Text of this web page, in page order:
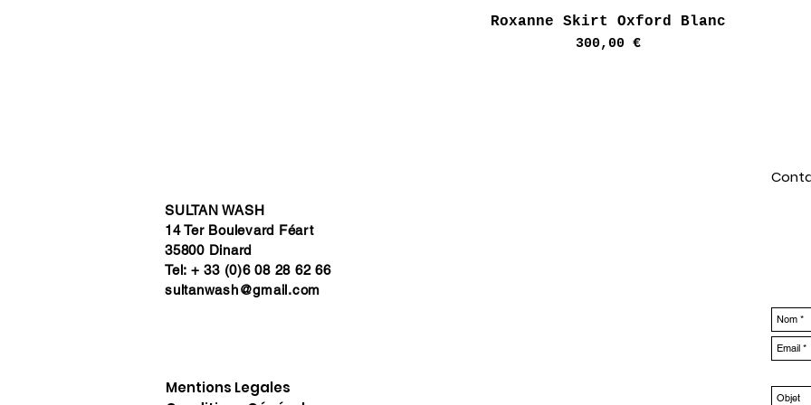
Aperçu rapide
Roxanne Skirt Oxford Blanc
Prix
300,00 €
SULTAN WASH
14 Ter Boulevard Féart
35800 Dinard
Tel: + 33 (0)6 08 28 62 66
sultanwash@gmail.com
Mentions Legales